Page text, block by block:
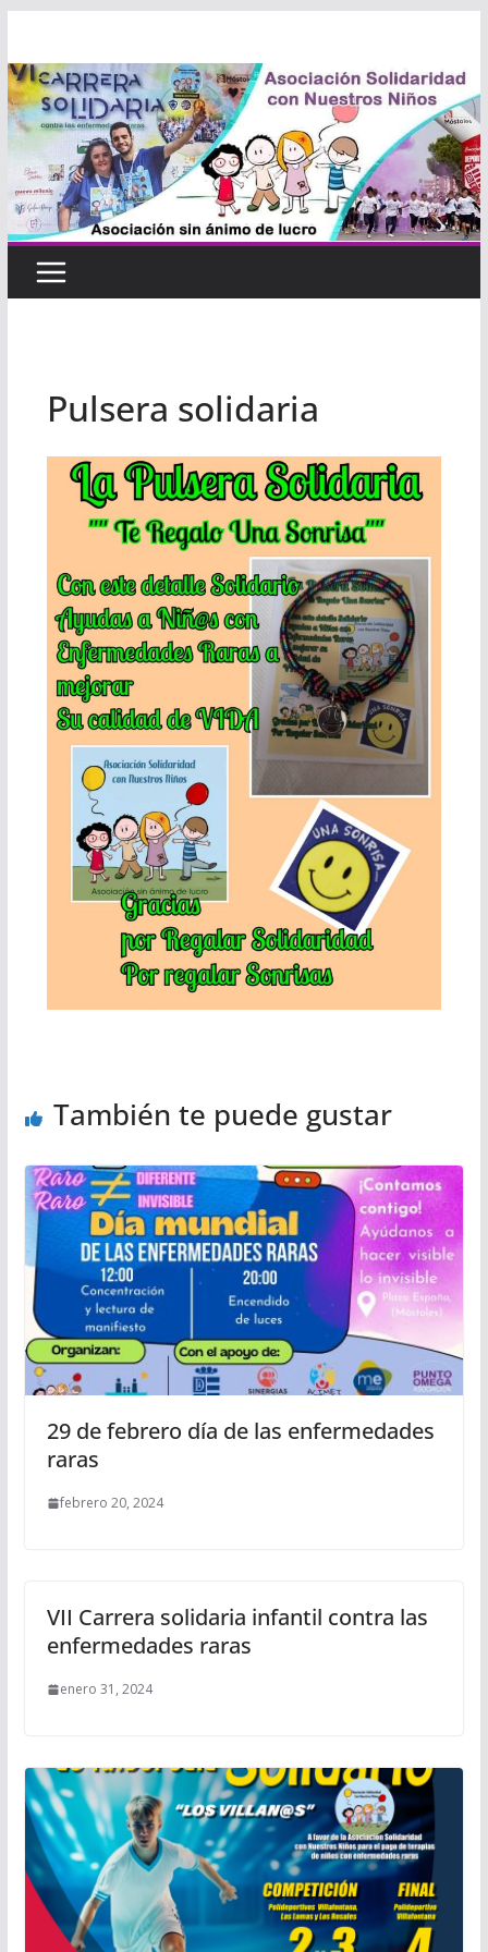
contenido
Pulsera solidaria
También te puede gustar
29 de febrero día de las enfermedades
raras
febrero 20, 2024
VII Carrera solidaria infantil contra las
enfermedades raras
enero 31, 2024